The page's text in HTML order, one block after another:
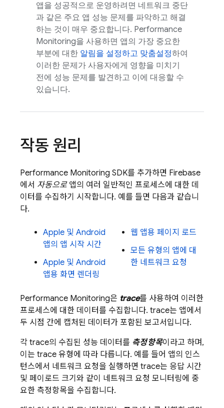
앱을 성공적으로 운영하려면 네트워크 중단
과 같은 주요 앱 성능 문제를 파악하고 해결
하는 것이 매우 중요합니다. Performance
Monitoring을 사용하면 앱의 가장 중요한
부분에 대한 알림을 설정하고 맞춤설정하여
이러한 문제가 사용자에게 영향을 미치기
전에 성능 문제를 발견하고 이에 대응할 수
있습니다.
작동 원리
Performance Monitoring SDK를 추가하면 Firebase
에서 자동으로앱의 여러 일반적인 프로세스에 대한 데
이터를 수집하기 시작합니다. 예를 들면 다음과 같습니
다.
Apple 및 Android
앱의 앱 시작 시간
Apple 및 Android
앱용 화면 렌더링
웹 앱용 페이지 로드
모든 유형의 앱에 대
한 네트워크 요청
Performance Monitoring은 trace를 사용하여 이러한
프로세스에 대한 데이터를 수집합니다. trace는 앱에서
두 시점 간에 캡처된 데이터가 포함된 보고서입니다.
각 trace의 수집된 성능 데이터를 측정항목이라고 하며,
이는 trace 유형에 따라 다릅니다. 예를 들어 앱의 인스
턴스에서 네트워크 요청을 실행하면 trace는 응답 시간
및 페이로드 크기와 같이 네트워크 요청 모니터링에 중
요한 측정항목을 수집합니다.